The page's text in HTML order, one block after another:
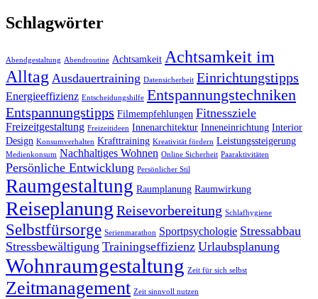
Schlagwörter
Abendgestaltung Abendroutine Achtsamkeit Achtsamkeit im
Alltag Ausdauertraining Datensicherheit Einrichtungstipps
Energieeffizienz Entscheidungshilfe Entspannungstechniken
Entspannungstipps Filmempfehlungen Fitnessziele
Freizeitgestaltung Freizeitideen Innenarchitektur Inneneinrichtung Interior
Design Konsumverhalten Krafttraining Kreativität fördern Leistungssteigerung
Medienkonsum Nachhaltiges Wohnen Online Sicherheit Paaraktivitäten
Persönliche Entwicklung Persönlicher Stil
Raumgestaltung Raumplanung Raumwirkung
Reiseplanung Reisevorbereitung Schlafhygiene
Selbstfürsorge Serienmarathon Sportpsychologie Stressabbau
Stressbewältigung Trainingseffizienz Urlaubsplanung
Wohnraumgestaltung Zeit für sich selbst
Zeitmanagement Zeit sinnvoll nutzen